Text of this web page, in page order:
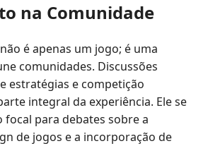
na Comunidade
é apenas um jogo; é uma
comunidades. Discussões
estratégias e competição
integral da experiência. Ele se
para debates sobre a
de jogos e a incorporação de